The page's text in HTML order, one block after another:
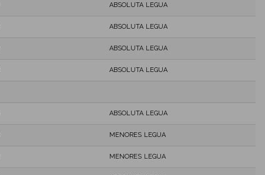
ABSOLUTA LEGUA
ABSOLUTA LEGUA
ABSOLUTA LEGUA
ABSOLUTA LEGUA
ABSOLUTA LEGUA
MENORES LEGUA
MENORES LEGUA